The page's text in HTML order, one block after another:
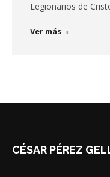
Legionarios de
Ver más
CÉSAR PÉREZ